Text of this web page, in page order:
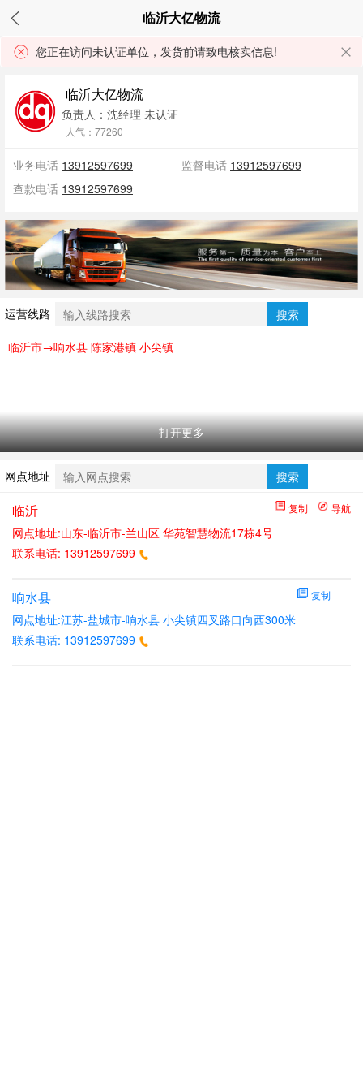
临沂大亿物流
您正在访问未认证单位，发货前请致电核实信息!
临沂大亿物流
负责人：沈经理 未认证
人气：77260
业务电话 13912597699 监督电话 13912597699
查款电话 13912597699
运营线路 搜索
临沂市→响水县 陈家港镇 小尖镇
打开更多
网点地址 搜索
临沂 复制 导航
网点地址:山东-临沂市-兰山区 华苑智慧物流17栋4号
联系电话: 13912597699
响水县 复制
网点地址:江苏-盐城市-响水县 小尖镇四叉路口向西300米
联系电话: 13912597699